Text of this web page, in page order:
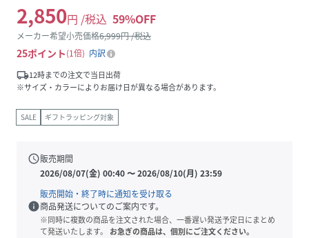
2,850円 /税込 59%OFF
メーカー希望小売価格6,999円 /税込
25ポイント 1倍
内訳
local_shipping12時までの注文で当日出荷
※サイズ・カラーによりお届け日が異なる場合があります。
SALE ギフトラッピング対象
schedule販売期間
2026/08/07(金) 00:40〜2026/08/10(月) 23:59
販売開始・終了時に通知を受け取る
info商品発送についてのご案内です。
※同時に複数の商品を注文された場合、一番遅い発送予定日にまとめ
て発送いたします。
お急ぎの商品は、個別にご注文ください。